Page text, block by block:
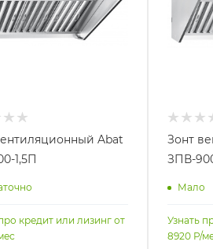
Abat
1,5П
кредит или лизинг от
Зонт
ЗПВ-
Мало
Узнать
8920Р/